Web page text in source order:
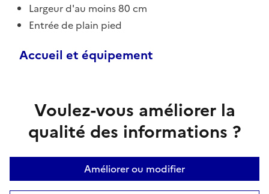
Largeur d'au moins 80 cm
Entrée de plain pied
Accueil et équipement
Voulez-vous améliorer la
qualité des informations ?
Améliorer ou modifier